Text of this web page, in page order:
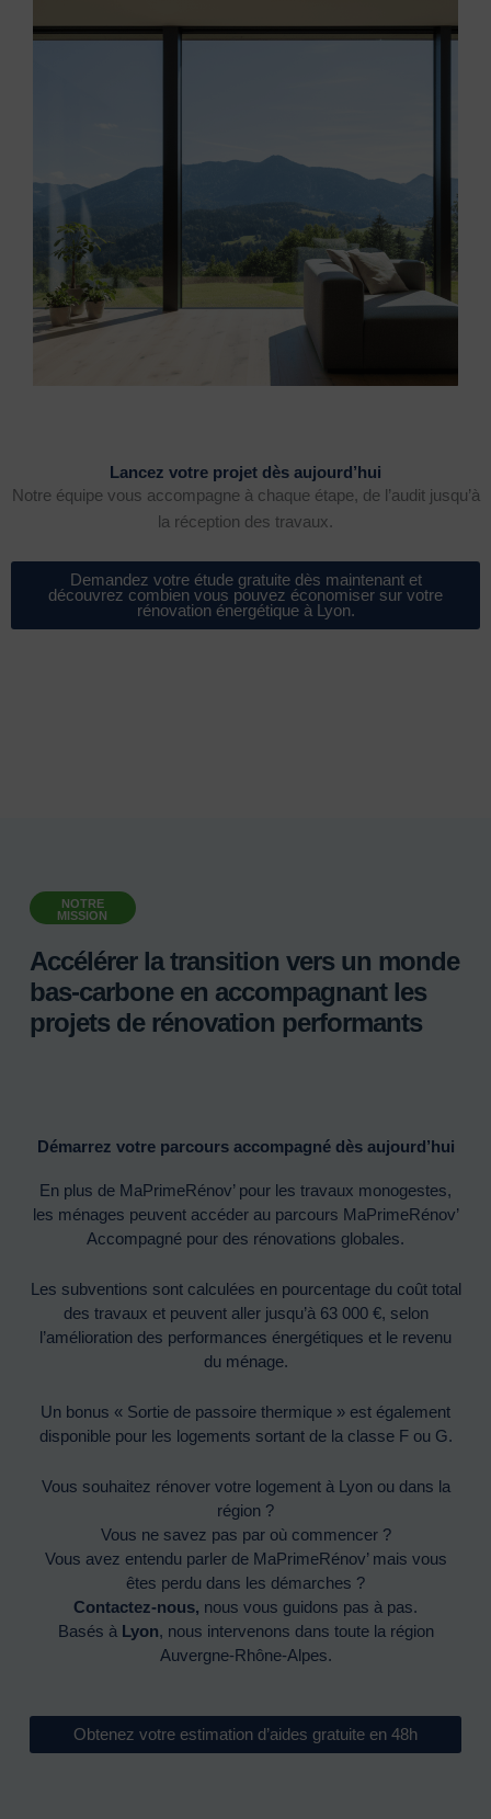
Lancez votre projet dès aujourd’hui
Notre équipe vous accompagne à chaque étape, de l’audit jusqu’à
la réception des travaux.
Demandez votre étude gratuite dès maintenant et
découvrez combien vous pouvez économiser sur votre
rénovation énergétique à Lyon.
NOTRE
MISSION
Accélérer la transition vers un monde
bas-carbone en accompagnant les
projets de rénovation performants
Démarrez votre parcours accompagné dès aujourd’hui
En plus de MaPrimeRénov’ pour les travaux monogestes,
les ménages peuvent accéder au parcours MaPrimeRénov’
Accompagné pour des rénovations globales.
Les subventions sont calculées en pourcentage du coût total
des travaux et peuvent aller jusqu’à 63 000 €, selon
l’amélioration des performances énergétiques et le revenu
du ménage.
Un bonus « Sortie de passoire thermique » est également
disponible pour les logements sortant de la classe F ou G.
Vous souhaitez rénover votre logement à Lyon ou dans la
région ?
Vous ne savez pas par où commencer ?
Vous avez entendu parler de MaPrimeRénov’ mais vous
êtes perdu dans les démarches ?
Contactez-nous, nous vous guidons pas à pas.
Basés à Lyon, nous intervenons dans toute la région
Auvergne-Rhône-Alpes.
Obtenez votre estimation d’aides gratuite en 48h